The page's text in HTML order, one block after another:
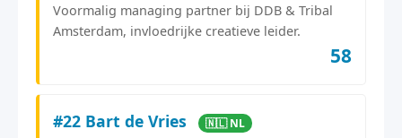
Voormalig managing partner bij DDB & Tribal
Amsterdam, invloedrijke creatieve leider.
58
#22 Bart de Vries 🇳🇱 NL